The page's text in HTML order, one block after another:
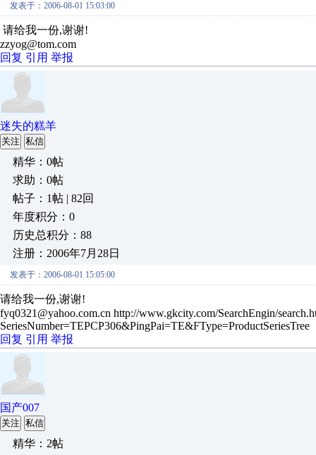
发表于：2006-08-01 15:03:00
请给我一份,谢谢!
zzyog@tom.com
回复 引用 举报
迷失的糕羊
关注 私信
精华：0帖
求助：0帖
帖子：1帖 | 82回
年度积分：0
历史总积分：88
注册：2006年7月28日
发表于：2006-08-01 15:05:00
请给我一份,谢谢!
fyq0321@yahoo.com.cn http://www.gkcity.com/SearchEngin/
SeriesNumber=TEPCP306&PingPai=TE&FType=ProductSeriesTree
回复 引用 举报
国产007
关注 私信
精华：2帖